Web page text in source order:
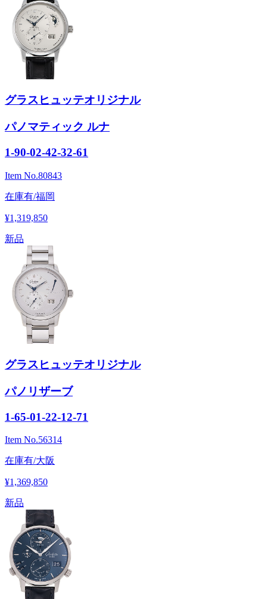
グラスヒュッテオリジナル
パノマティック ルナ
1-90-02-42-32-61
Item No.80843
在庫有/福岡
¥1,319,850
新品
グラスヒュッテオリジナル
パノリザーブ
1-65-01-22-12-71
Item No.56314
在庫有/大阪
¥1,369,850
新品